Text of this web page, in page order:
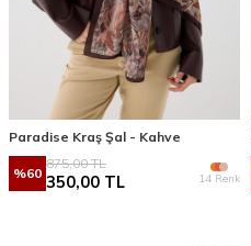
Paradise Kraş Şal - Kahve
%60
875,00TL
350,00 TL 14 Renk